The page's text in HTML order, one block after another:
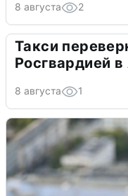
8 августа 2
Такси
Росгвардией
8 августа 1